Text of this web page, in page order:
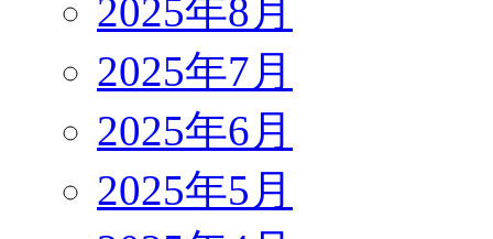
2025年8月
2025年7月
2025年6月
2025年5月